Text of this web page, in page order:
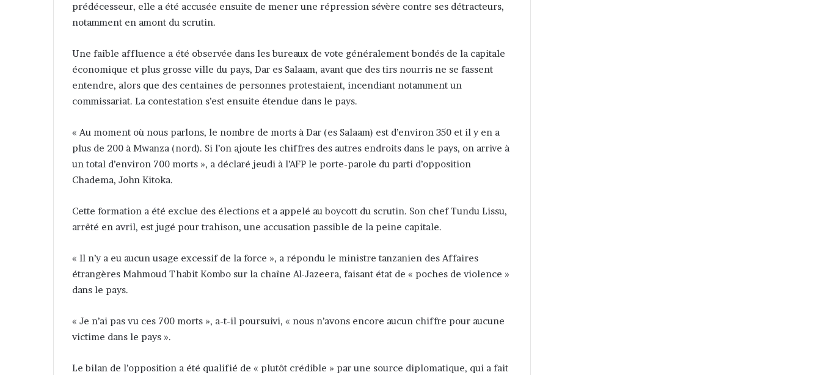
prédécesseur, elle a été accusée ensuite de mener une répression sévère contre ses détracteurs,
notamment en amont du scrutin.
Une faible affluence a été observée dans les bureaux de vote généralement bondés de la capitale
économique et plus grosse ville du pays, Dar es Salaam, avant que des tirs nourris ne se fassent
entendre, alors que des centaines de personnes protestaient, incendiant notamment un
commissariat. La contestation s’est ensuite étendue dans le pays.
« Au moment où nous parlons, le nombre de morts à Dar (es Salaam) est d’environ 350 et il y en a
plus de 200 à Mwanza (nord). Si l’on ajoute les chiffres des autres endroits dans le pays, on arrive à
un total d’environ 700 morts », a déclaré jeudi à l’AFP le porte-parole du parti d’opposition
Chadema, John Kitoka.
Cette formation a été exclue des élections et a appelé au boycott du scrutin. Son chef Tundu Lissu,
arrêté en avril, est jugé pour trahison, une accusation passible de la peine capitale.
« Il n’y a eu aucun usage excessif de la force », a répondu le ministre tanzanien des Affaires
étrangères Mahmoud Thabit Kombo sur la chaîne Al-Jazeera, faisant état de « poches de violence »
dans le pays.
« Je n’ai pas vu ces 700 morts », a-t-il poursuivi, « nous n’avons encore aucun chiffre pour aucune
victime dans le pays ».
Le bilan de l’opposition a été qualifié de « plutôt crédible » par une source diplomatique, qui a fait